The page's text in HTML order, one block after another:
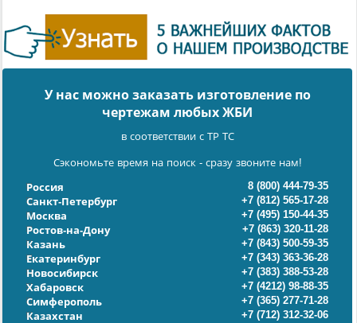
У нас можно заказать изготовление по
чертежам любых ЖБИ
в соответствии с ТР ТС
Сэкономьте время на поиск - сразу звоните нам!
Россия
8 (800) 444-79-35
Санкт-Петербург
+7 (812) 565-17-28
Москва
+7 (495) 150-44-35
Ростов-на-Дону
+7 (863) 320-11-28
Казань
+7 (843) 500-59-35
Екатеринбург
+7 (343) 363-36-28
Новосибирск
+7 (383) 388-53-28
Хабаровск
+7 (4212) 98-88-35
Симферополь
+7 (365) 277-71-28
Казахстан
+7 (712) 312-32-06